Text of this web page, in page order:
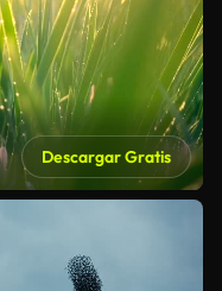
Descargar Gratis